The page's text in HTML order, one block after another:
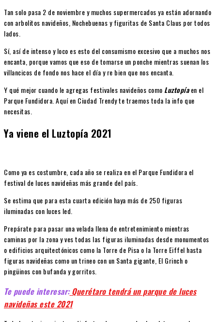
Tan solo pasa 2 de noviembre y muchos supermercados ya están adornando
con arbolitos navideños, Nochebuenas y figuritas de Santa Claus por todos
lados.
Sí, así de intenso y loco es esto del consumismo excesivo que a muchos nos
encanta, porque vamos que eso de tomarse un ponche mientras suenan los
villancicos de fondo nos hace el día y re bien que nos encanta.
Y qué mejor cuando le agregas festivales navideños como Luztopíaen el
Parque Fundidora. Aquí en Ciudad Trendy te traemos toda la info que
necesitas.
Ya viene el Luztopía 2021
Como ya es costumbre, cada año se realiza en el Parque Fundidora el
festival de luces navideñas más grande del país.
Se estima que para esta cuarta edición haya más de 250 figuras
iluminadas con luces led.
Prepárate para pasar una velada llena de entretenimiento mientras
caminas por la zona y ves todas las figuras iluminadas desde monumentos
o edificios arquitectónicos como la Torre de Pisa o la Torre Eiffel hasta
figuras navideñas como un trineo con un Santa gigante, El Grinch o
pingüinos con bufanda y gorritos.
Te puede interesar:Querétaro tendrá un parque de luces
navideñas este 2021